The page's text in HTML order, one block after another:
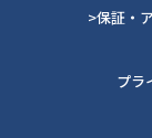
>保証・
プラ